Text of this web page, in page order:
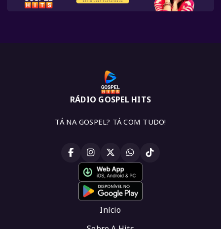
RÁDIO GOSPEL HITS
TÁ NA GOSPEL? TÁ COM TUDO!
Início